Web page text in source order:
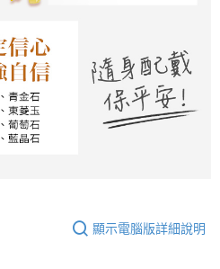
顯示電腦版詳細說明